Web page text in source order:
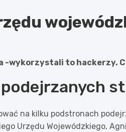
-wykorzystali to hackerzy.
na kilku podstronach
Urzędu Wojewódzkiego,